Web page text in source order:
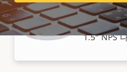
AXIS
1.5″ NPS